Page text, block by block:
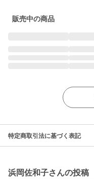
販売中の商品
特定商取引法に基づく表記
浜岡佐和子さんの投稿